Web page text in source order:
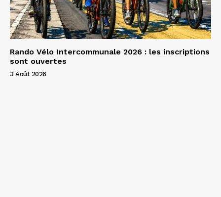
Rando Vélo Intercommunale 2026 : les inscriptions
sont ouvertes
3 Août 2026